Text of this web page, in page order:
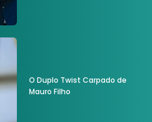
O Duplo Twist Carpado de
Mauro Filho